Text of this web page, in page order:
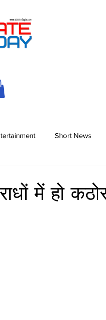
Short News
में हो